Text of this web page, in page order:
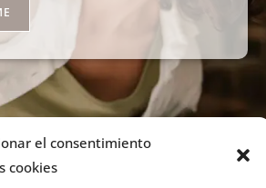
el consentimiento
cookies